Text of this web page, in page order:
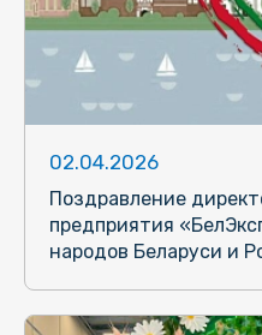
02.04.2026
Поздравление
предприятия
народов Беларуси и